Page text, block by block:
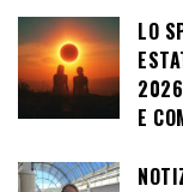
LO
E